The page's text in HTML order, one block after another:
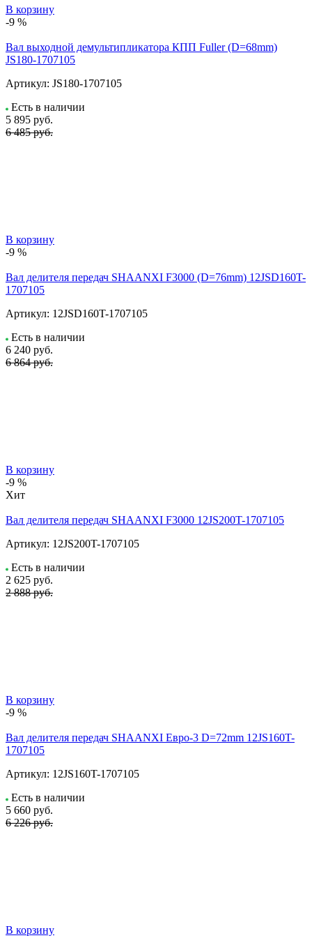
В корзину
-9 %
Вал выходной демультипликатора КПП Fuller (D=68mm)
JS180-1707105
Артикул: JS180-1707105
Есть в наличии
5 895 руб.
6 485 руб.
В корзину
-9 %
Вал делителя передач SHAANXI F3000 (D=76mm) 12JSD160T-
1707105
Артикул: 12JSD160T-1707105
Есть в наличии
6 240 руб.
6 864 руб.
В корзину
-9 %
Хит
Вал делителя передач SHAANXI F3000 12JS200T-1707105
Артикул: 12JS200T-1707105
Есть в наличии
2 625 руб.
2 888 руб.
В корзину
-9 %
Вал делителя передач SHAANXI Евро-3 D=72mm 12JS160T-
1707105
Артикул: 12JS160T-1707105
Есть в наличии
5 660 руб.
6 226 руб.
В корзину